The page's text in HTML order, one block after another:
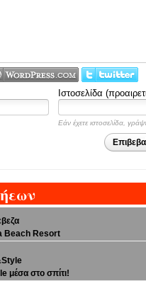
Ιστοσελίδα
Εάν έχετε ιστοσελίδα,
Beach Resort
μέσα στο σπίτι!